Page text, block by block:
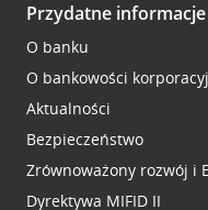
Przydatne informacje
O banku
O bankowości
Aktualności
Bezpieczeństwo
Zrównoważony rozwój i
Dyrektywa MIFID II